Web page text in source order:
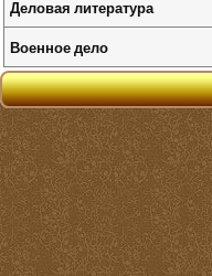
Деловая литература
Военное дело